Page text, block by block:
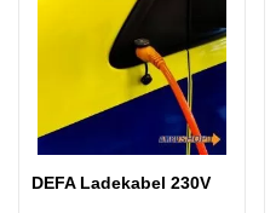
DEFA Ladekabel 230V